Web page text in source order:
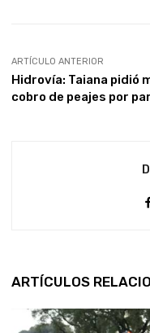
ARTÍCULO ANTERIOR
Hidrovía: Taiana pidió
cobro de peajes por
ARTÍCULOS